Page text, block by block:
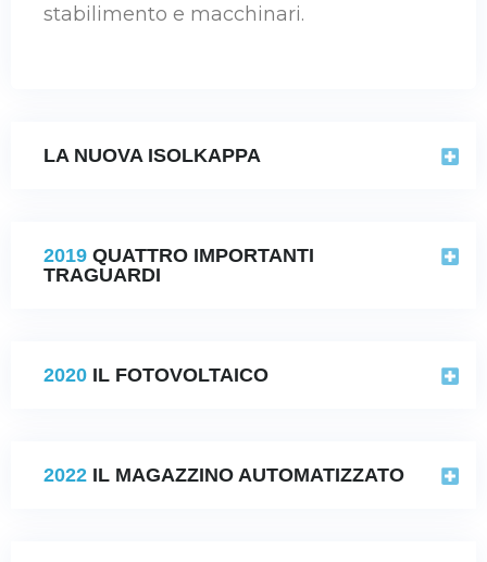
stabilimento e macchinari.
LA NUOVA ISOLKAPPA
2019 QUATTRO IMPORTANTI
TRAGUARDI
2020 IL FOTOVOLTAICO
2022 IL MAGAZZINO AUTOMATIZZATO